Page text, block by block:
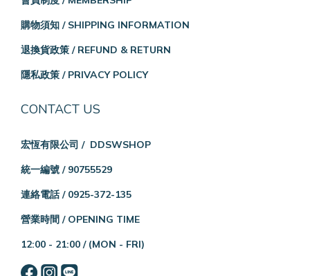
購物須知 / SHIPPING INFORMATION
退換貨政策 / REFUND & RETURN
隱私政策 / PRIVACY POLICY
CONTACT US
宏恆有限公司 / DDSWSHOP
統一編號 / 90755529
連絡電話 / 0925-372-135
營業時間 / OPENING TIME
12:00 - 21:00 / (MON - FRI)